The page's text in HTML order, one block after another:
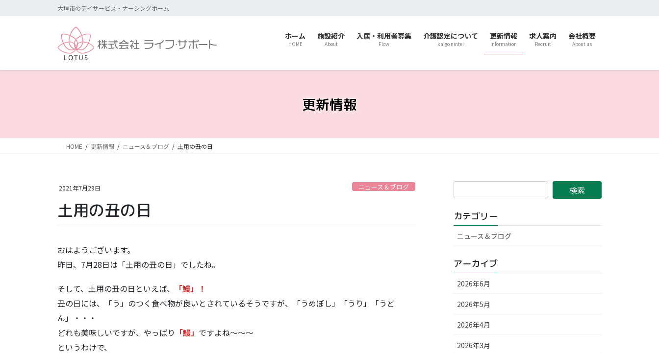
ン
ビ
大垣市のデイサービス・ナーシングホーム
ホーム
HOME
施設紹介
About
入居・利用者募集
Flow
介護認定について
kaigo nintei
更新情報
Information
求人案内
Recruit
会社概要
About us
更新情報
HOME 更新情報 ニュース＆ブログ 土用の丑の日
2021年7月29日 ニュース＆ブログ
土用の丑の日
おはようございます。
昨日、7月28日は「土用の丑の日」でしたね。
そして、土用の丑の日といえば、
「鰻」！
丑の日には、「う」のつく食べ物が良いとされているそうですが、「うめぼし」「うり」「うど
ん」・・・
どれも美味しいですが、やっぱり 「鰻」 ですよね～～～
というわけで、
カテゴリー
ニュース＆ブログ
アーカイブ
2026年6月
2026年5月
2026年4月
2026年3月